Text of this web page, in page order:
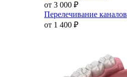
от 3 000 ₽
Перелечивание каналов
от 1 400 ₽